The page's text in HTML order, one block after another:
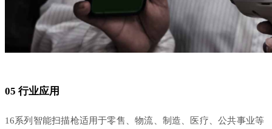
05 行业应用
16系列智能扫描枪适用于零售、物流、制造、医疗、公共事业等